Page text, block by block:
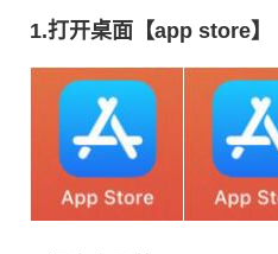
1.打开桌面【app store】